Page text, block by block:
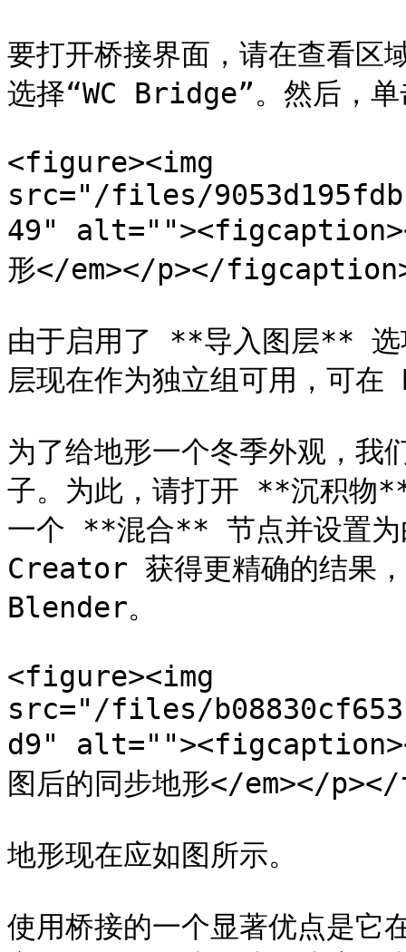
要打开桥接界面，请在查看
选择“WC Bridge”。然后，
<figure><img
src="/files/
49"
形</em></p></
由于启用了 **导入图层**
层现在作为独立组可用，可
为了给地形一个冬季外观，我
子。为此，请打开 **沉积物
一个 **混合** 节点并设置为
Creator 获得更精确的结果，
Blender。
<figure><img
src="/files/
d9"
图后的同步地形</em></
地形现在应如图所示。
使用桥接的一个显著优点